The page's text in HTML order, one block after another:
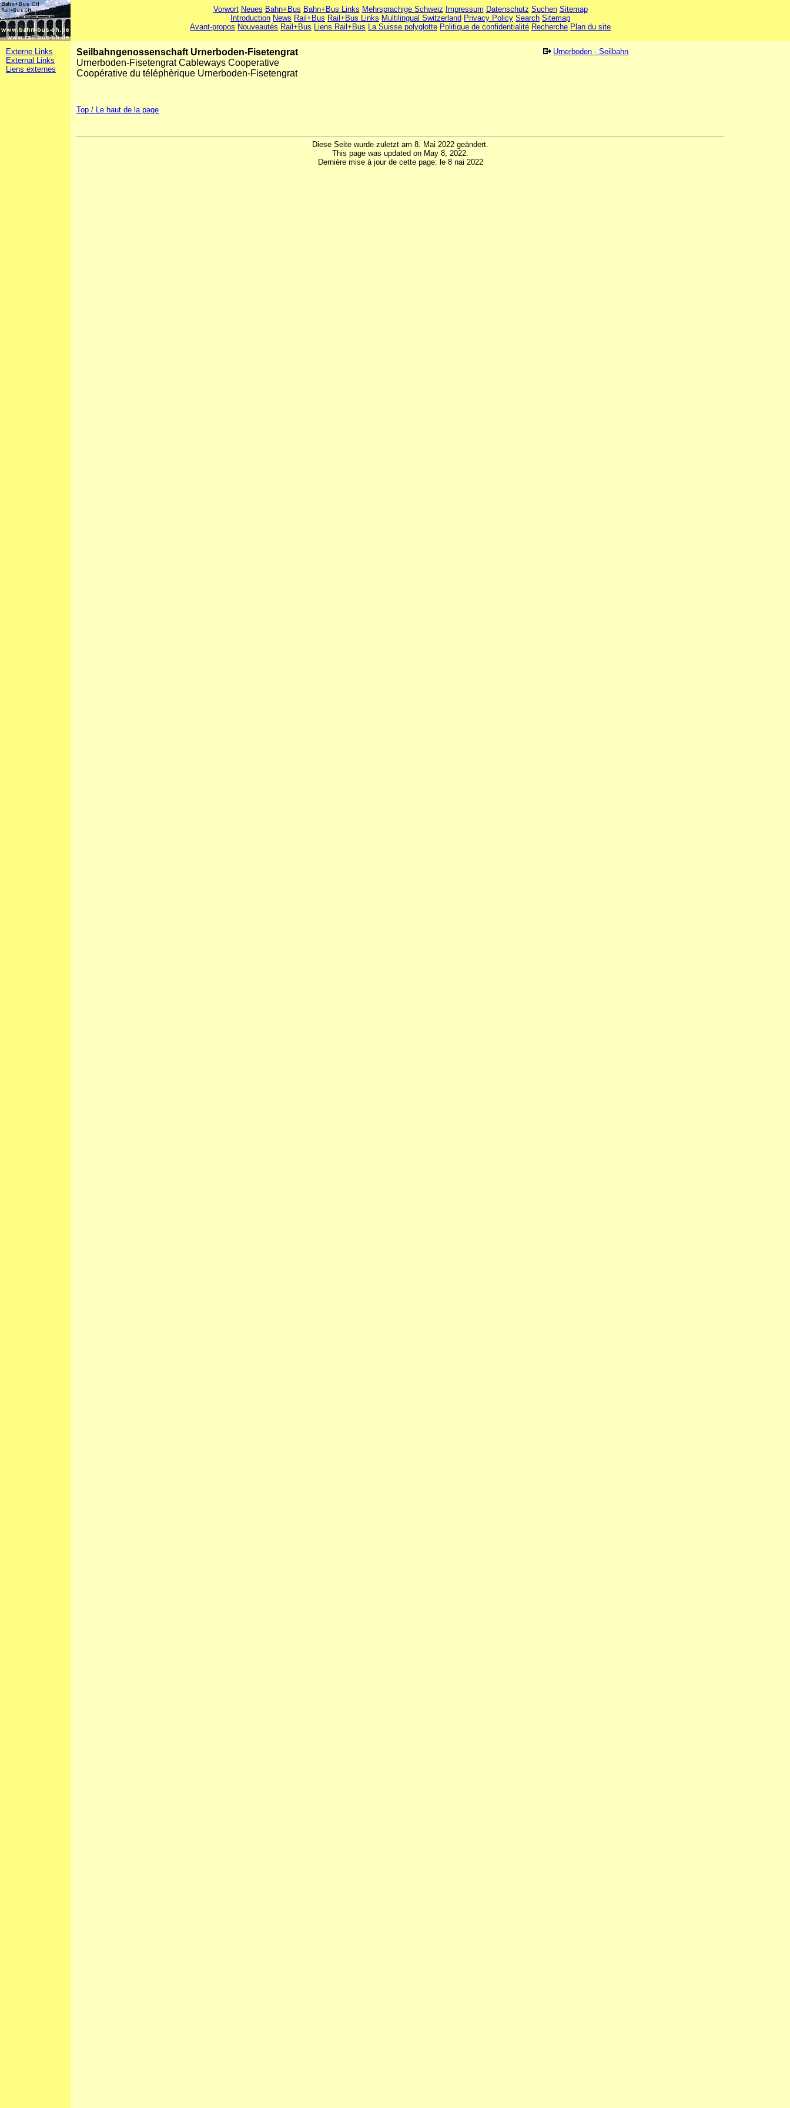
Vorwort Neues Bahn+Bus Bahn+Bus Links Mehrsprachige Schweiz Impressum Datenschutz Suchen Sitemap
Introduction News Rail+Bus Rail+Bus Links Multilingual Switzerland Privacy Policy Search Sitemap
Avant-propos Nouveautés Rail+Bus Liens Rail+Bus La Suisse polyglotte Politique de confidentialité Recherche Plan du site
Externe Links
External Links
Liens externes
Seilbahngenossenschaft Urnerboden-Fisetengrat
Urnerboden-Fisetengrat Cableways Cooperative
Coopérative du téléphèrique Urnerboden-Fisetengrat
Urnerboden - Seilbahn
Top / Le haut de la page
Diese Seite wurde zuletzt am 8. Mai 2022 geändert.
This page was updated on May 8, 2022.
Dernière mise à jour de cette page: le 8 nai 2022